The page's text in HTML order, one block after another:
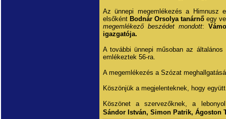
Az ünnepi megemlékezés a Himnusz
elsőkéntBodnár Orsolya tanárnőegy
megemlékező beszédet mondott:
igazgatója.
A további ünnepi műsoban az
emlékeztek 56-ra.
A megemlékezés a Szózat
Köszönjük a megjelenteknek, hogy
Köszönet a szervezőknek, a
Sándor István, Simon Patrik, Ágoston